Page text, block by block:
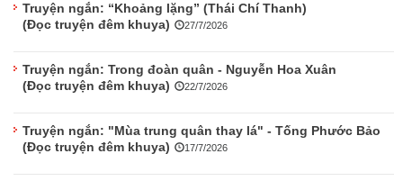
Truyện ngắn: “Khoảng lặng” (Thái Chí Thanh)
(Đọc truyện đêm khuya)
27/7/2026
Truyện ngắn: Trong đoàn quân - Nguyễn Hoa Xuân
(Đọc truyện đêm khuya)
22/7/2026
Truyện ngắn: "Mùa trung quân thay lá" - Tống Phước Bảo
(Đọc truyện đêm khuya)
17/7/2026